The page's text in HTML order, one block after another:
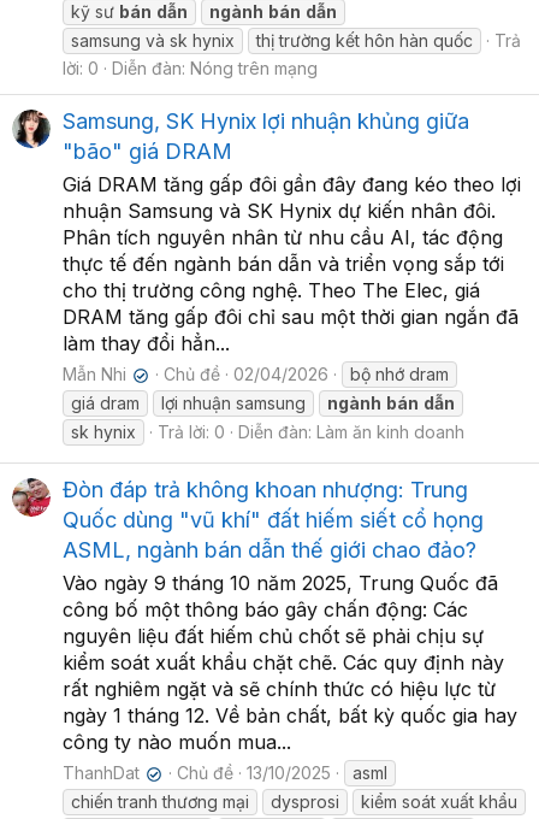
kỹ sư bán dẫn ngành bán dẫn
samsung và sk hynix
thị trường kết hôn hàn quốc
Trả
lời: 0
Diễn đàn: Nóng trên mạng
Samsung, SK Hynix lợi nhuận khủng giữa
"bão" giá DRAM
Giá DRAM tăng gấp đôi gần đây đang kéo theo lợi
nhuận Samsung và SK Hynix dự kiến nhân đôi.
Phân tích nguyên nhân từ nhu cầu AI, tác động
thực tế đến ngành bán dẫn và triển vọng sắp tới
cho thị trường công nghệ. Theo The Elec, giá
DRAM tăng gấp đôi chỉ sau một thời gian ngắn đã
làm thay đổi hẳn...
Mẫn Nhi ✔ Chủ đề 02/04/2026
bộ nhớ dram
giá dram
lợi nhuận samsung ngành bán dẫn
sk hynix
Trả lời: 0 Diễn đàn: Làm ăn kinh doanh
Đòn đáp trả không khoan nhượng: Trung
Quốc dùng "vũ khí" đất hiếm siết cổ họng
ASML, ngành bán dẫn thế giới chao đảo?
Vào ngày 9 tháng 10 năm 2025, Trung Quốc đã
công bố một thông báo gây chấn động: Các
nguyên liệu đất hiếm chủ chốt sẽ phải chịu sự
kiểm soát xuất khẩu chặt chẽ. Các quy định này
rất nghiêm ngặt và sẽ chính thức có hiệu lực từ
ngày 1 tháng 12. Về bản chất, bất kỳ quốc gia hay
công ty nào muốn mua...
ThanhDat ✔ Chủ đề 13/10/2025
asml
chiến tranh thương mại
dysprosi
kiểm soát xuất khẩu